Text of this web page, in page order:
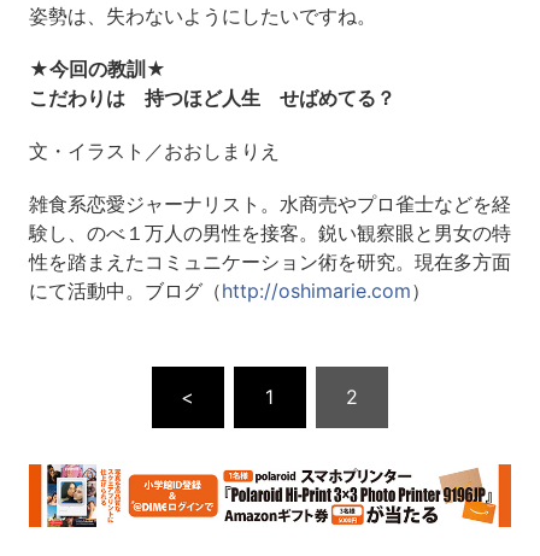
姿勢は、失わないようにしたいですね。
★今回の教訓★
こだわりは 持つほど人生 せばめてる？
文・イラスト／おおしまりえ
雑食系恋愛ジャーナリスト。水商売やプロ雀士などを経
験し、のべ１万人の男性を接客。鋭い観察眼と男女の特
性を踏まえたコミュニケーション術を研究。現在多方面
にて活動中。ブログ（http://oshimarie.com）
< 1 2